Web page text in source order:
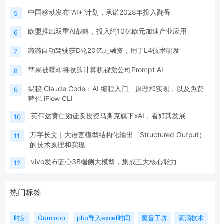
5 中国移动发布“AI+”计划，承诺2028年投入翻番
6 欧盟推出双重AI战略，投入约10亿欧元加速产业应用
7 滴滴自动驾驶获D轮20亿元融资，用于L4技术研发
8 苹果被曝即将收购计算机视觉公司Prompt AI
9
揭秘 Claude Code：AI 编程入门、原理和实现，以及免费
替代 iFlow CLI
10 英伟达黄仁勋证实投资马斯克旗下xAI，看好其发展
11
万字长文｜大语言模型结构化输出（Structured Output）
的技术原理和实现
12 vivo发布蓝心3B端侧大模型，集成五大核心能力
热门标签
时刻 Gumloop php导入excel时间 魔音工坊 滴滴技术